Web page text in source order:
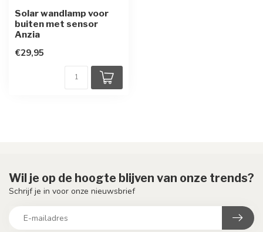
Solar wandlamp voor
buiten met sensor
Anzia
€29,95
Wil je op de hoogte blijven van onze trends?
Schrijf je in voor onze nieuwsbrief